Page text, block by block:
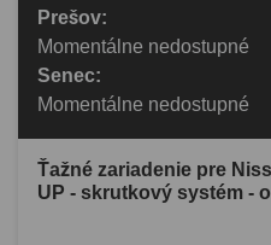
Prešov:
Momentálne nedostupné
Senec:
Momentálne nedostupné
Ťažné zariadenie pre
UP - skrutkový systém -